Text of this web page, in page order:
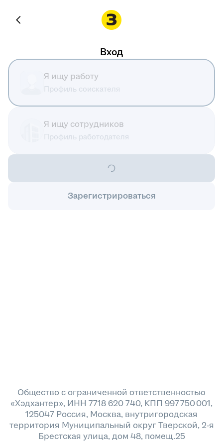
Вход
Я ищу работу
Профиль соискателя
Я ищу сотрудников
Профиль работодателя
Зарегистрироваться
Общество с ограниченной ответственностью
«Хэдхантер», ИНН 7718 620 740, КПП 997 750 001,
125047 Россия, Москва, внутригородская
территория Муниципальный округ Тверской, 2-я
Брестская улица, дом 48, помещ.25